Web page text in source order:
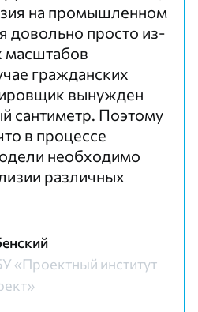
на промышленном
довольно просто из-
масштабов
гражданских
вынужден
сантиметр. Поэтому
в процессе
необходимо
различных
«Проектный институт